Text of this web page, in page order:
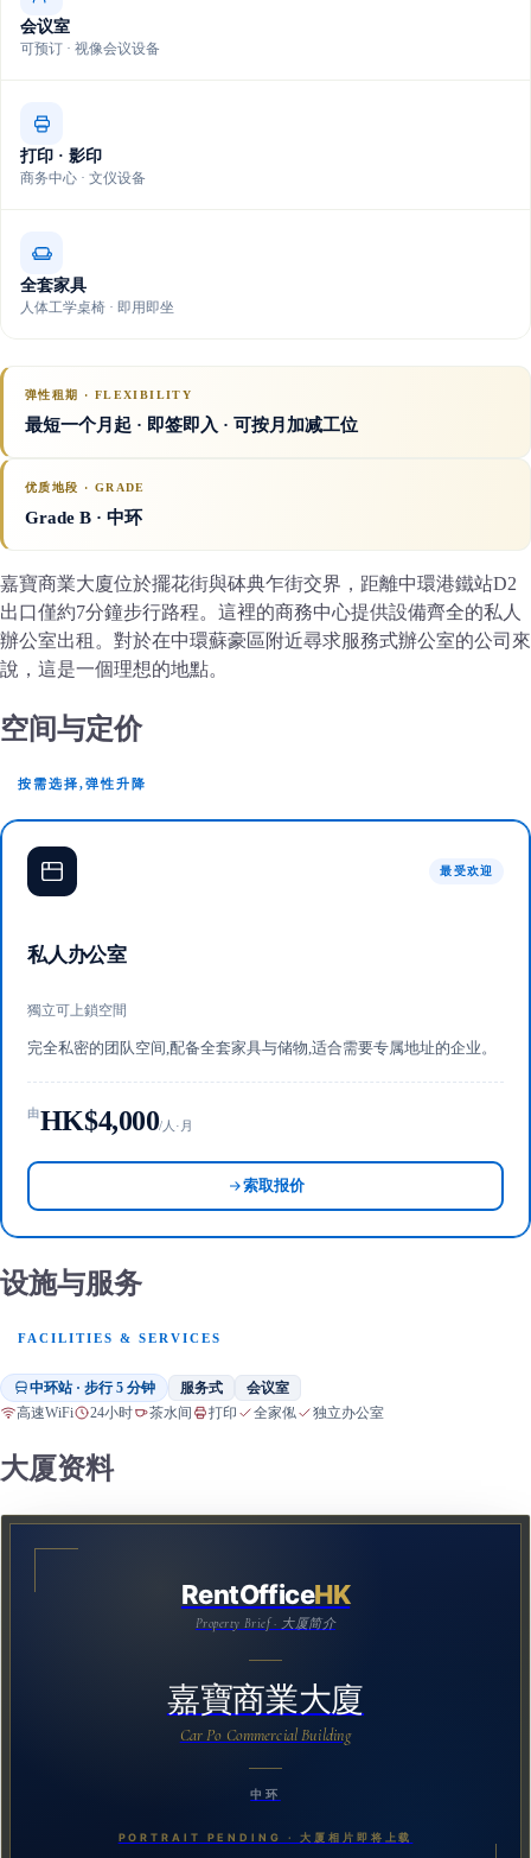
会议室
可预订 · 视像会议设备
打印 · 影印
商务中心 · 文仪设备
全套家具
人体工学桌椅 · 即用即坐
弹性租期 · FLEXIBILITY
最短一个月起 · 即签即入 · 可按月加减工位
优质地段 · GRADE
Grade B · 中环
嘉寶商業大廈位於擺花街與砵典乍街交界，距離中環港鐵站D2
出口僅約7分鐘步行路程。這裡的商務中心提供設備齊全的私人
辦公室出租。對於在中環蘇豪區附近尋求服務式辦公室的公司來
說，這是一個理想的地點。
空间与定价
按需选择,弹性升降
最受欢迎
私人办公室
獨立可上鎖空間
完全私密的团队空间,配备全套家具与储物,适合需要专属地址的企业。
由HK$4,000/人·月
索取报价
设施与服务
FACILITIES & SERVICES
中环站 · 步行 5 分钟 服务式 会议室
高速WiFi 24小时 茶水间 打印 全家俬 独立办公室
大厦资料
RentOfficeHK
Property Brief · 大厦简介
嘉寶商業大廈
Car Po Commercial Building
中环
PORTRAIT PENDING · 大厦相片即将上载